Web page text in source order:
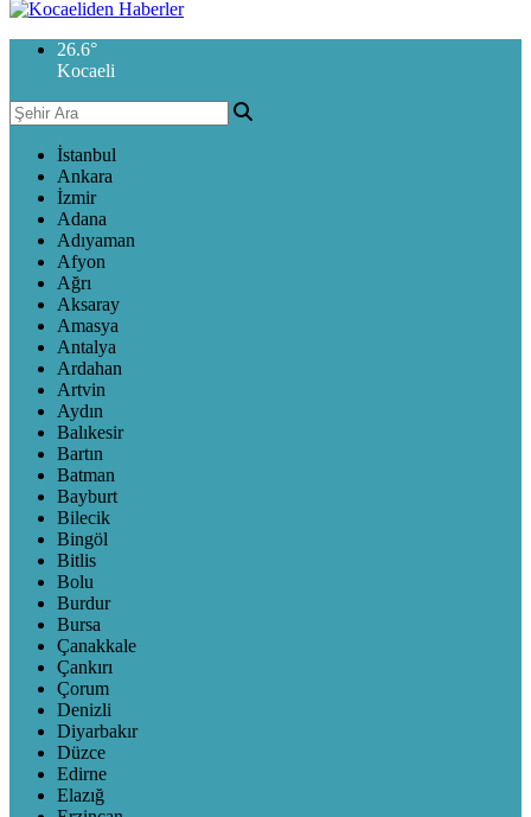
26.6°
Kocaeli
İstanbul
Ankara
İzmir
Adana
Adıyaman
Afyon
Ağrı
Aksaray
Amasya
Antalya
Ardahan
Artvin
Aydın
Balıkesir
Bartın
Batman
Bayburt
Bilecik
Bingöl
Bitlis
Bolu
Burdur
Bursa
Çanakkale
Çankırı
Çorum
Denizli
Diyarbakır
Düzce
Edirne
Elazığ